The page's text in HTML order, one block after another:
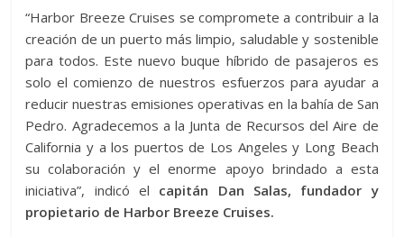
“Harbor Breeze Cruises se compromete a contribuir a la
creación de un puerto más limpio, saludable y sostenible
para todos. Este nuevo buque híbrido de pasajeros es
solo el comienzo de nuestros esfuerzos para ayudar a
reducir nuestras emisiones operativas en la bahía de San
Pedro. Agradecemos a la Junta de Recursos del Aire de
California y a los puertos de Los Angeles y Long Beach
su colaboración y el enorme apoyo brindado a esta
iniciativa”, indicó el capitán Dan Salas, fundador y
propietario de Harbor Breeze Cruises.